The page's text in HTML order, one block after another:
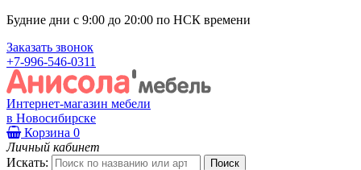
Будние дни с 9:00 до 20:00 по НСК времени
Заказать звонок
+7-996-546-0311
Интернет-магазин мебели
в Новосибирске
Корзина 0
Личный кабинет
Искать: